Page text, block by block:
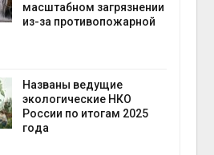
масштабном загрязнении
из-за противопожарной
Названы ведущие
экологические НКО
России по итогам 2025
года